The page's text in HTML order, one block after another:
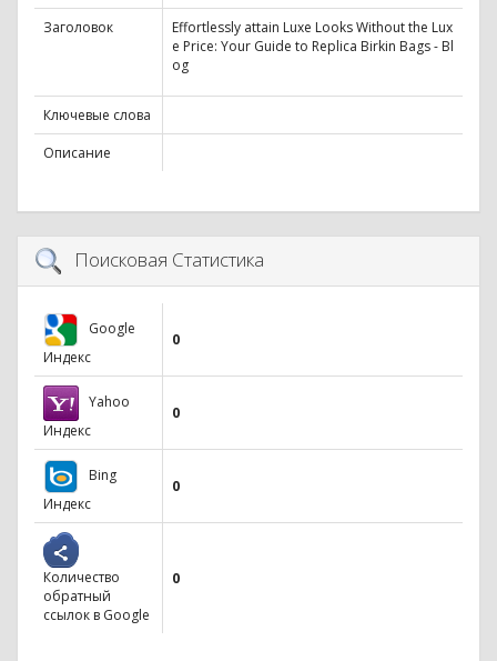
Заголовок
Effortlessly attain Luxe Looks Without the Lux
e Price: Your Guide to Replica Birkin Bags - Bl
og
Ключевые слова
Описание
Поисковая Статистика
Google
Индекс
0
Yahoo
Индекс
0
Bing
Индекс
0
Количество
обратный
ссылок в Google
0